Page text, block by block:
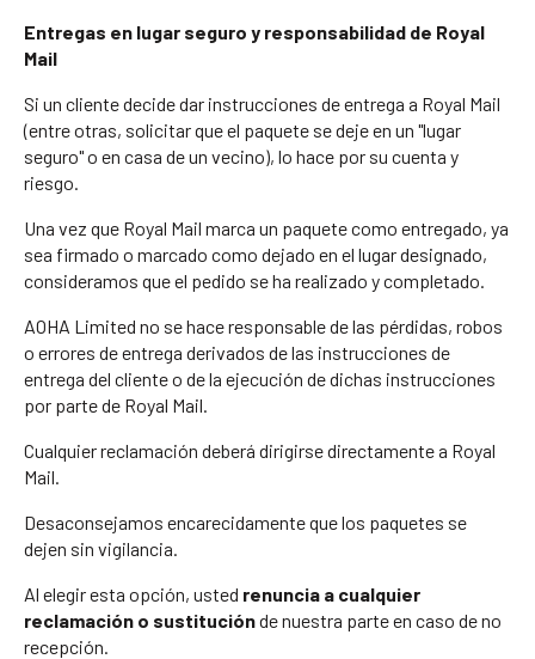
Entregas en lugar seguro y responsabilidad de Royal
Mail
Si un cliente decide dar instrucciones de entrega a Royal Mail
(entre otras, solicitar que el paquete se deje en un "lugar
seguro" o en casa de un vecino), lo hace por su cuenta y
riesgo.
Una vez que Royal Mail marca un paquete como entregado, ya
sea firmado o marcado como dejado en el lugar designado,
consideramos que el pedido se ha realizado y completado.
AOHA Limited no se hace responsable de las pérdidas, robos
o errores de entrega derivados de las instrucciones de
entrega del cliente o de la ejecución de dichas instrucciones
por parte de Royal Mail.
Cualquier reclamación deberá dirigirse directamente a Royal
Mail.
Desaconsejamos encarecidamente que los paquetes se
dejen sin vigilancia.
Al elegir esta opción, usted renuncia a cualquier
reclamación o sustituciónde nuestra parte en caso de no
recepción.